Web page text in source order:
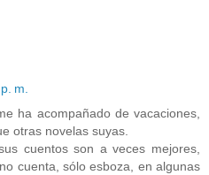
m.
ha acompañado de vacaciones,
otras novelas suyas.
cuentos son a veces mejores,
cuenta, sólo esboza, en algunas